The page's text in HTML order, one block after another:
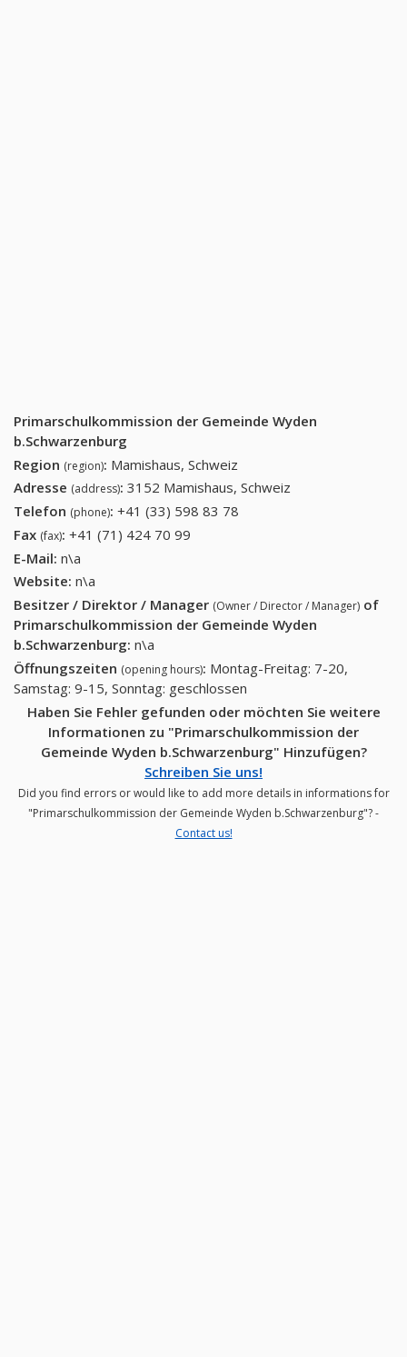
Primarschulkommission der Gemeinde Wyden
b.Schwarzenburg
Region (region): Mamishaus, Schweiz
Adresse (address): 3152 Mamishaus, Schweiz
Telefon (phone): +41 (33) 598 83 78
Fax (fax): +41 (71) 424 70 99
E-Mail: n\a
Website: n\a
Besitzer / Direktor / Manager (Owner / Director / Manager) of
Primarschulkommission der Gemeinde Wyden
b.Schwarzenburg: n\a
Öffnungszeiten (opening hours): Montag-Freitag: 7-20,
Samstag: 9-15, Sonntag: geschlossen
Haben Sie Fehler gefunden oder möchten Sie weitere
Informationen zu "Primarschulkommission der
Gemeinde Wyden b.Schwarzenburg" Hinzufügen?
Schreiben Sie uns!
Did you find errors or would like to add more details in informations for
"Primarschulkommission der Gemeinde Wyden b.Schwarzenburg"? -
Contact us!